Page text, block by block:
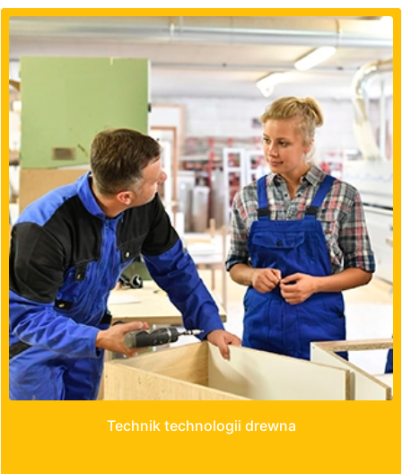
Technik technologii drewna